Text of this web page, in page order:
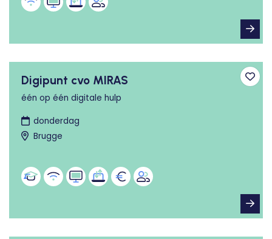
Digipunt cvo MIRAS
één op één digitale hulp
donderdag
Brugge